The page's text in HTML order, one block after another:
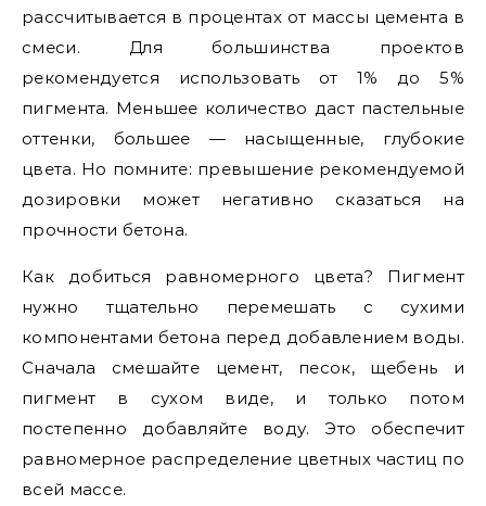
рассчитывается в процентах от массы цемента в
смеси. Для большинства проектов
рекомендуется использовать от 1% до 5%
пигмента. Меньшее количество даст пастельные
оттенки, большее — насыщенные, глубокие
цвета. Но помните: превышение рекомендуемой
дозировки может негативно сказаться на
прочности бетона.
Как добиться равномерного цвета? Пигмент
нужно тщательно перемешать с сухими
компонентами бетона перед добавлением воды.
Сначала смешайте цемент, песок, щебень и
пигмент в сухом виде, и только потом
постепенно добавляйте воду. Это обеспечит
равномерное распределение цветных частиц по
всей массе.